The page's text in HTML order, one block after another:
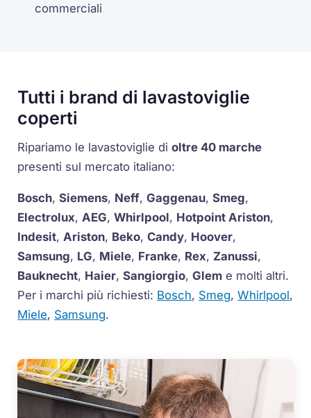
commerciali
Tutti i brand di lavastoviglie
coperti
Ripariamo le lavastoviglie dioltre 40 marche
presenti sul mercato italiano:
Bosch,Siemens, Neff,Gaggenau,Smeg,
Electrolux, AEG,Whirlpool, Hotpoint Ariston,
Indesit, Ariston, Beko,Candy, Hoover,
Samsung, LG, Miele, Franke, Rex, Zanussi,
Bauknecht, Haier,Sangiorgio,Glem e molti altri.
Per i marchi più richiesti: Bosch, Smeg,Whirlpool,
Miele, Samsung.